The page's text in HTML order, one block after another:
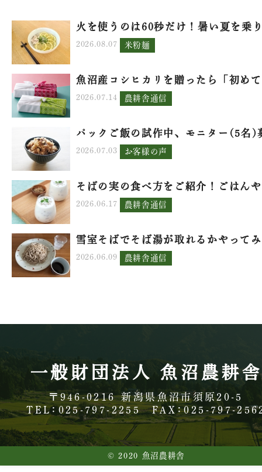
火を使うのは60秒だけ！暑い夏を乗
2026.08.07 米粉麺
魚沼産コシヒカリを贈ったら「初め
2026.07.14 農耕舎通信
パックご飯の試作中、モニター(5名)
2026.07.03 お客様の声
そばの実の食べ方をご紹介！ごはん
2026.06.17 農耕舎通信
雪室そばでそば湯が取れるかやって
2026.06.09 農耕舎通信
一般財団法人 魚沼農耕舎
〒946-0216 新潟県魚沼市須原20-5
TEL：025-797-2255
FAX：025-797-
© 2020 魚沼農耕舎